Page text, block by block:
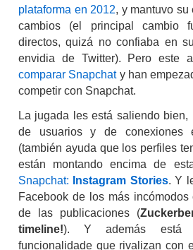
plataforma en 2012, y mantuvo
cambios (el principal cambio
directos, quizá no confiaba en
envidia de Twitter). Pero este
comparar Snapchaty han
competir con Snapchat.
La jugada les está saliendo
de usuarios y de conexiones
(también ayuda que los perfiles
están montando encima de
Snapchat:
Instagram Stories. Y
Facebook de los más incómodos
de las publicaciones (
timeline!). Y además está
funcionalidade que rivalizan con